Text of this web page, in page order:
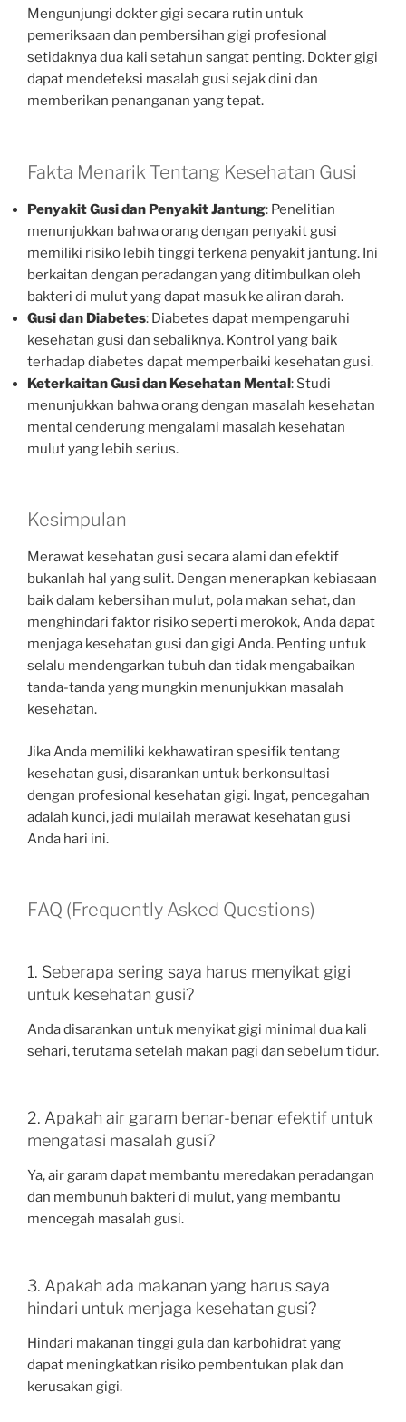
Mengunjungi dokter gigi secara rutin untuk
pemeriksaan dan pembersihan gigi profesional
setidaknya dua kali setahun sangat penting. Dokter gigi
dapat mendeteksi masalah gusi sejak dini dan
memberikan penanganan yang tepat.
Fakta Menarik Tentang Kesehatan Gusi
Penyakit Gusi dan Penyakit Jantung: Penelitian
menunjukkan bahwa orang dengan penyakit gusi
memiliki risiko lebih tinggi terkena penyakit jantung. Ini
berkaitan dengan peradangan yang ditimbulkan oleh
bakteri di mulut yang dapat masuk ke aliran darah.
Gusi dan Diabetes: Diabetes dapat mempengaruhi
kesehatan gusi dan sebaliknya. Kontrol yang baik
terhadap diabetes dapat memperbaiki kesehatan gusi.
Keterkaitan Gusi dan Kesehatan Mental: Studi
menunjukkan bahwa orang dengan masalah kesehatan
mental cenderung mengalami masalah kesehatan
mulut yang lebih serius.
Kesimpulan
Merawat kesehatan gusi secara alami dan efektif
bukanlah hal yang sulit. Dengan menerapkan kebiasaan
baik dalam kebersihan mulut, pola makan sehat, dan
menghindari faktor risiko seperti merokok, Anda dapat
menjaga kesehatan gusi dan gigi Anda. Penting untuk
selalu mendengarkan tubuh dan tidak mengabaikan
tanda-tanda yang mungkin menunjukkan masalah
kesehatan.
Jika Anda memiliki kekhawatiran spesifik tentang
kesehatan gusi, disarankan untuk berkonsultasi
dengan profesional kesehatan gigi. Ingat, pencegahan
adalah kunci, jadi mulailah merawat kesehatan gusi
Anda hari ini.
FAQ (Frequently Asked Questions)
1. Seberapa sering saya harus menyikat gigi
untuk kesehatan gusi?
Anda disarankan untuk menyikat gigi minimal dua kali
sehari, terutama setelah makan pagi dan sebelum tidur.
2. Apakah air garam benar-benar efektif untuk
mengatasi masalah gusi?
Ya, air garam dapat membantu meredakan peradangan
dan membunuh bakteri di mulut, yang membantu
mencegah masalah gusi.
3. Apakah ada makanan yang harus saya
hindari untuk menjaga kesehatan gusi?
Hindari makanan tinggi gula dan karbohidrat yang
dapat meningkatkan risiko pembentukan plak dan
kerusakan gigi.